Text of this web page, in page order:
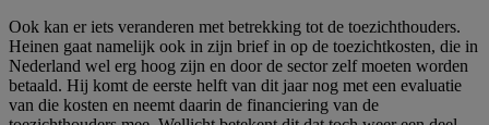
Ook kan er iets veranderen met betrekking tot de toezichthouders.
Heinen gaat namelijk ook in zijn brief in op de toezichtkosten, die in
Nederland wel erg hoog zijn en door de sector zelf moeten worden
betaald. Hij komt de eerste helft van dit jaar nog met een evaluatie
van die kosten en neemt daarin de financiering van de